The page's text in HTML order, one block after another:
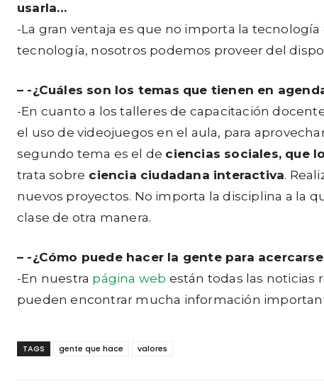
usarla…
-La gran ventaja es que no importa la
tecnología, nosotros podemos proveer del
– -¿Cuáles son los temas que tienen en
-En cuanto a los talleres de capacitación
el uso de videojuegos en el aula, para
segundo tema es el de ciencias sociales, que
trata sobre ciencia ciudadana interactiva.
nuevos proyectos. No importa la disciplina a la
clase de otra manera.
– -¿Cómo puede hacer la gente para
-En nuestra página web están todas las noticias
pueden encontrar mucha información
TAGS gente que hace valores